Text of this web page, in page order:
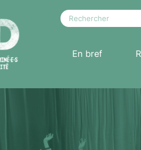
En bref